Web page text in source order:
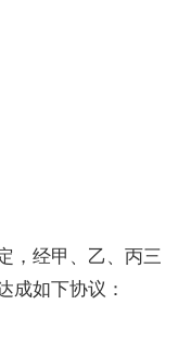
经甲、乙、丙三
成如下协议：